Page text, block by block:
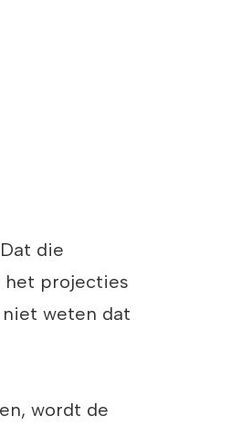
die
het projecties
weten dat
wordt de